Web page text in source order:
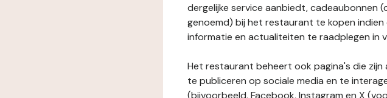
dergelijke service aanbiedt, cadeaubonnen
genoemd) bij het restaurant te kopen
informatie en actualiteiten te raadplegen
Het restaurant beheert ook pagina's die
te publiceren op sociale media en te
(bijvoorbeeld, Facebook, Instagram en X